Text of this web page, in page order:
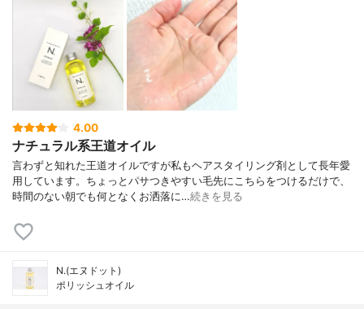
4.00
ナチュラル系王道オイル
言わずと知れた王道オイルですが私もヘアスタイリング剤として長年愛
用しています。ちょっとパサつきやすい毛先にこちらをつけるだけで、
時間のない朝でも何となくお洒落に…続きを見る
N.(エヌドット)
ポリッシュオイル